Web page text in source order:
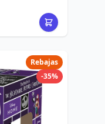
Rebajas
-35%